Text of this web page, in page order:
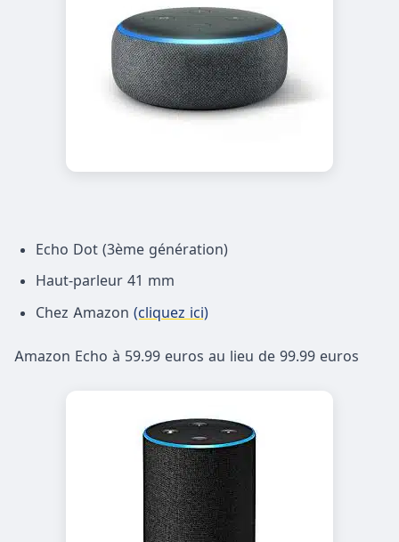
Echo Dot (3ème génération)
Haut-parleur 41 mm
Chez Amazon (cliquez ici)
Amazon Echo à 59.99 euros au lieu de 99.99 euros